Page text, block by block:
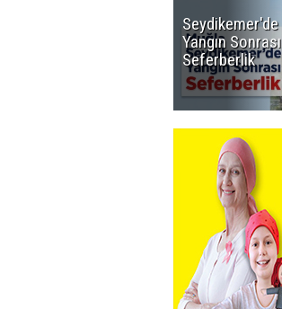
Seydikemer'de
Yangın Sonrası
Seferberlik